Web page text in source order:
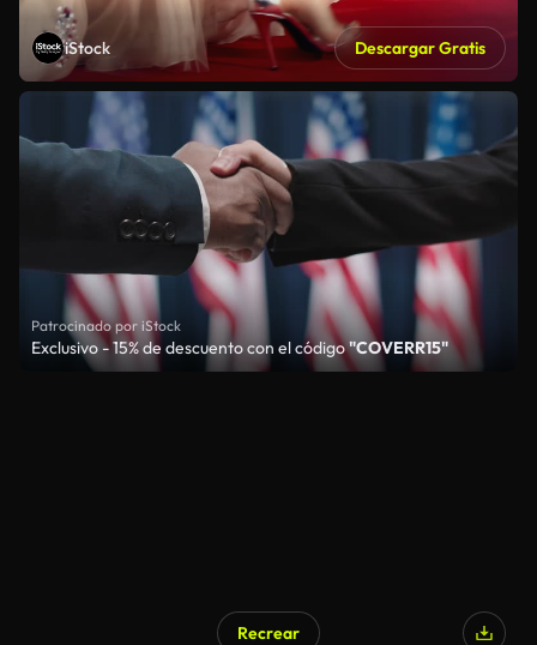
iStock Descargar Gratis
Patrocinado por iStock
Exclusivo - 15% de descuento con el código"COVERR15"
Recrear